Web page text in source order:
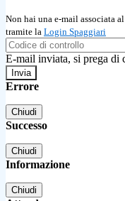
Non hai una e-mail associata
tramite la Login Spaggiari
E-mail inviata, si prega di
Errore
Chiudi
Successo
Chiudi
Informazione
Chiudi